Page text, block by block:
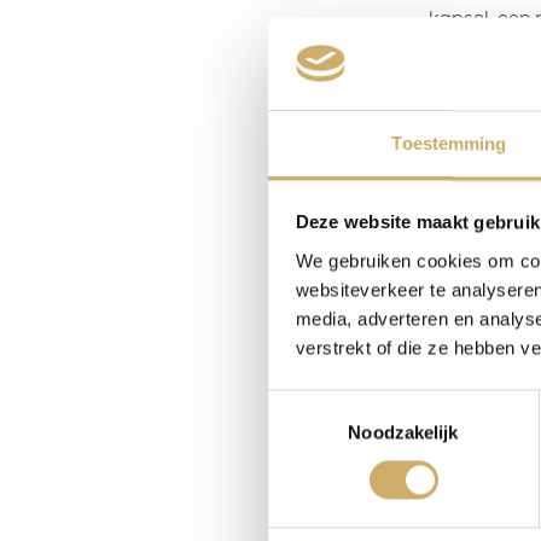
Toestemming
Deze website maakt
We gebruiken cookies om
websiteverkeer te
media, adverteren en
verstrekt of die ze hebben
Noodzakelijk
kapsel, een
Dat is een
Veel
dieren die
bewonen
met luxe
Maar het
Dat is een
Schrijvers